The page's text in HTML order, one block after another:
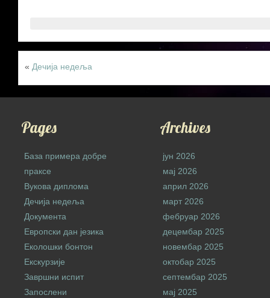
« Дечија недеља
Pages
База примера добре
праксе
Вукова диплома
Дечија недеља
Документа
Европски дан језика
Еколошки бонтон
Екскурзије
Завршни испит
Запослени
Archives
јун 2026
мај 2026
април 2026
март 2026
фебруар 2026
децембар 2025
новембар 2025
октобар 2025
септембар 2025
мај 2025